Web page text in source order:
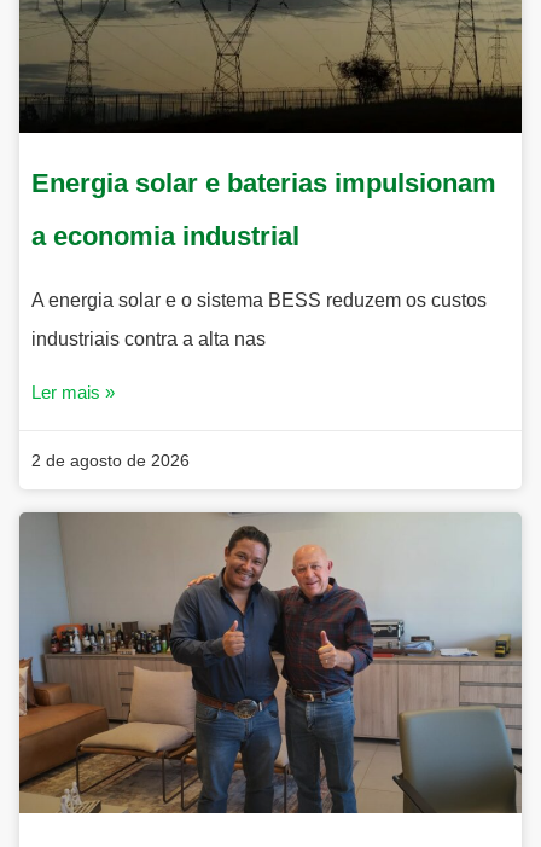
Energia solar e baterias impulsionam
a economia industrial
A energia solar e o sistema BESS reduzem os custos
industriais contra a alta nas
Ler mais »
2 de agosto de 2026